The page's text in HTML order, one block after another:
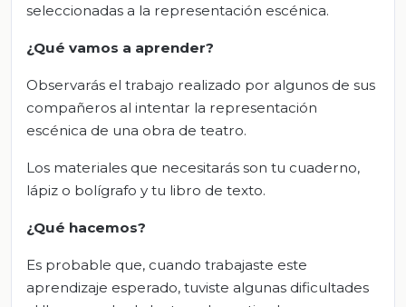
seleccionadas a la representación escénica.
¿Qué vamos a aprender?
Observarás el trabajo realizado por algunos de sus
compañeros al intentar la representación
escénica de una obra de teatro.
Los materiales que necesitarás son tu cuaderno,
lápiz o bolígrafo y tu libro de texto.
¿Qué hacemos?
Es probable que, cuando trabajaste este
aprendizaje esperado, tuviste algunas dificultades